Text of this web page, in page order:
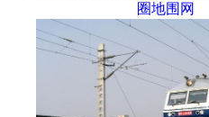
圈地围网